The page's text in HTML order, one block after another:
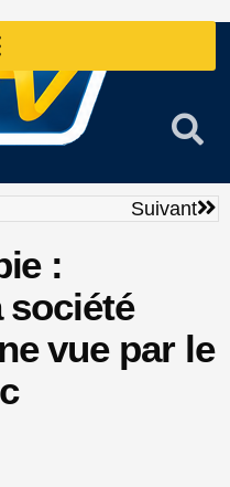
Suivant
:
société
vue par le